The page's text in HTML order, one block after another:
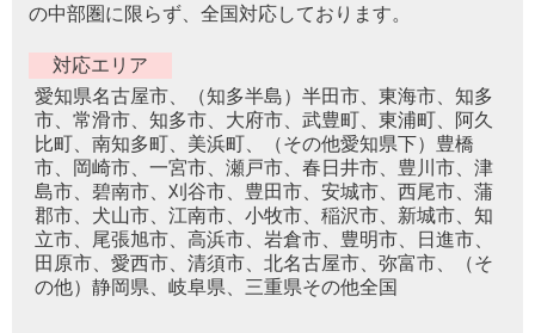
の中部圏に限らず、全国対応しております。
対応エリア
愛知県名古屋市、（知多半島）半田市、東海市、知多
市、常滑市、知多市、大府市、武豊町、東浦町、阿久
比町、南知多町、美浜町、（その他愛知県下）豊橋
市、岡崎市、一宮市、瀬戸市、春日井市、豊川市、津
島市、碧南市、刈谷市、豊田市、安城市、西尾市、蒲
郡市、犬山市、江南市、小牧市、稲沢市、新城市、知
立市、尾張旭市、高浜市、岩倉市、豊明市、日進市、
田原市、愛西市、清須市、北名古屋市、弥富市、（そ
の他）静岡県、岐阜県、三重県その他全国